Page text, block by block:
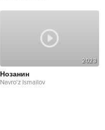
2023
Нозанин
Navro'z Ismailov